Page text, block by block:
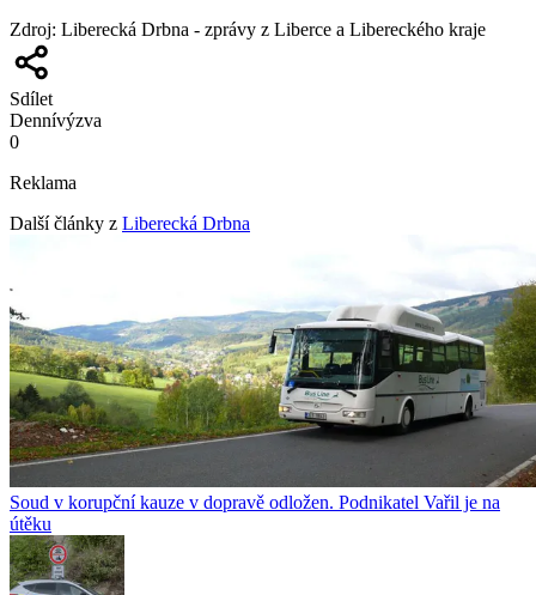
Zdroj: Liberecká Drbna - zprávy z Liberce a Libereckého kraje
Sdílet
Dennívýzva
0
Reklama
Další články z Liberecká Drbna
Soud v korupční kauze v dopravě odložen. Podnikatel Vařil je na
útěku